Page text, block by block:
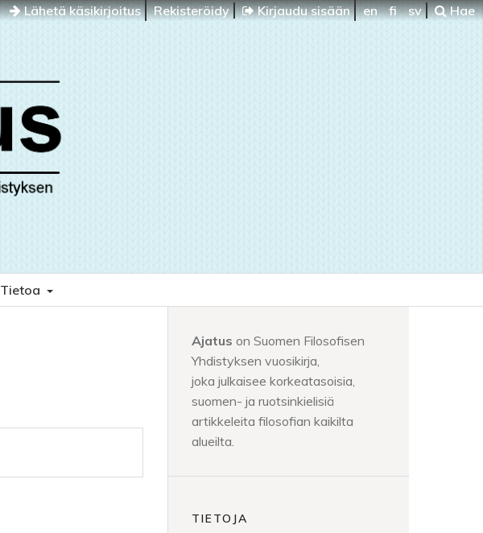
Lähetä käsikirjoitus Rekisteröidy Kirjaudu sisään en fi sv Hae
Tietoa
Ajatus on Suomen Filosofisen
Yhdistyksen vuosikirja,
joka julkaisee korkeatasoisia,
suomen- ja ruotsinkielisiä
artikkeleita filosofian kaikilta
alueilta.
TIETOJA